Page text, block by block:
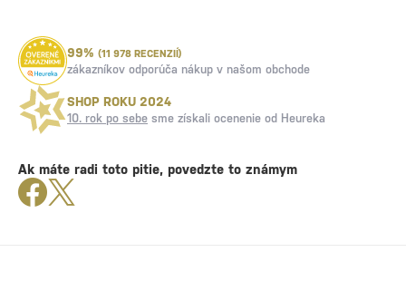
99% (11 978 RECENZIÍ)
zákazníkov odporúča nákup v našom obchode
SHOP ROKU 2024
10. rok po sebe sme získali ocenenie od Heureka
Ak máte radi toto pitie, povedzte to známym